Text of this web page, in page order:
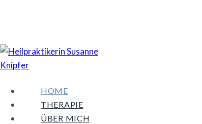
Zum
Inhalt
HOME
THERAPIE
ÜBER MICH